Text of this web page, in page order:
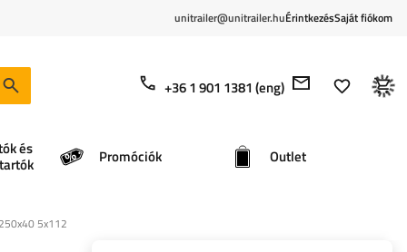
unitrailer@unitrailer.huÉrintkezésSaját fiókom
+36 1 901 1381 (eng)
és Promóciók Outlet
5x112